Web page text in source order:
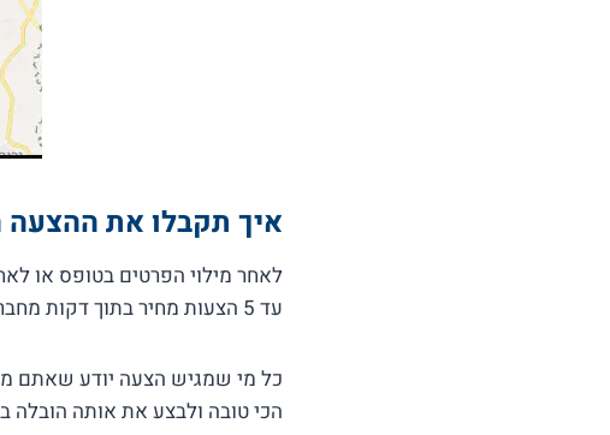
איך תקבלו את ההצעה
לאחר מילוי הפרטים בטופס או
עד 5 הצעות מחיר בתוך דקות מחברות מתאימות וזמינות שעושות הובלות מהצפון למרכז או מהמרכז לצפון.
כל מי שמגיש הצעה יודע שאתם
הכי טובה ולבצע את אותה הובלה